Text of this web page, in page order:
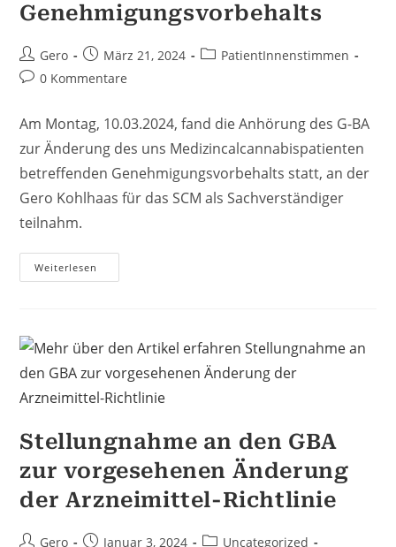
Genehmigungsvorbehalts
Beitrags-
Autor:
Gero
Beitrag
veröffentlicht:
März 21, 2024
Beitrags-
PatientInnenstimmen
Beitrags-
0 Kommentare
Am Montag, 10.03.2024, fand die Anhörung des G-BA
zur Änderung des uns Medizincalcannabispatienten
betreffenden Genehmigungsvorbehalts statt, an der
Gero Kohlhaas für das SCM als Sachverständiger
teilnahm.
Weiterlesen
BA:
Änderung
Des
Genehmigungsvorbehalts
Stellungnahme an den GBA
zur vorgesehenen Änderung
der Arzneimittel-Richtlinie
Beitrags-
Gero BeitragJanuar 3, 2024 Beitrags-
Uncategorized